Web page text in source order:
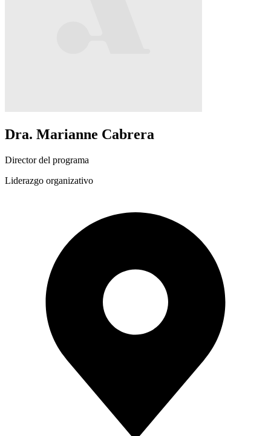
Dra. Marianne Cabrera
Director del programa
Liderazgo organizativo